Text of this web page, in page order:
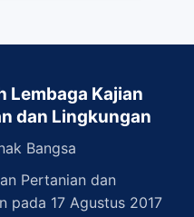
Lembaga Kajian
dan Lingkungan
Bangsa
Pertanian dan
pada 17 Agustus 2017